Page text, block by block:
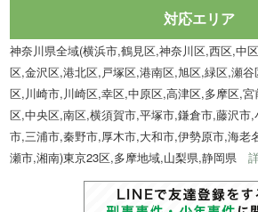
対応エリア
神奈川県全域(横浜市,鶴見区,神奈川区,西区,中
区,金沢区,港北区,戸塚区,港南区,旭区,緑区,瀬
区,川崎市,川崎区,幸区,中原区,高津区,多摩区,
区,中央区,南区,横須賀市,平塚市,鎌倉市,藤沢市
市,三浦市,秦野市,厚木市,大和市,伊勢原市,海老
瀬市,湘南)東京23区,多摩地域,山梨県,静岡県